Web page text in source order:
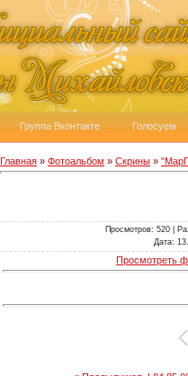
Группа Вконтакте Голосуем
Главная » Фотоальбом » Скрины »
Просмотров: 520 |
Дата:
Просмотреть